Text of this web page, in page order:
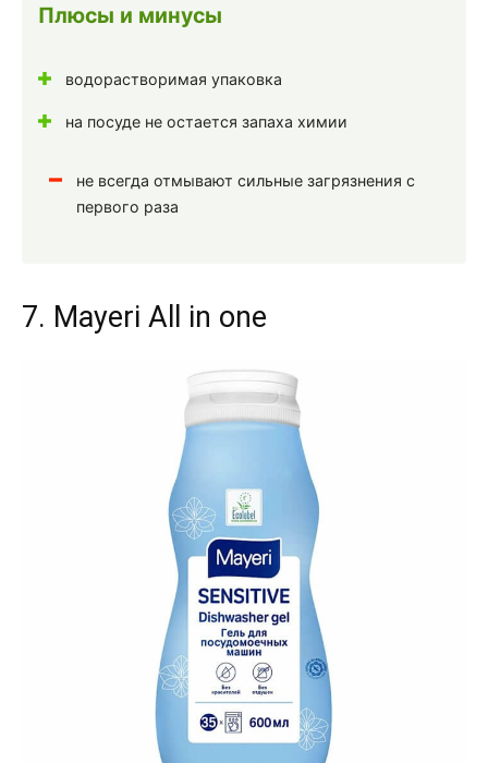
Плюсы и минусы
водорастворимая упаковка
на посуде не остается запаха химии
не всегда отмывают сильные загрязнения с
первого раза
7. Mayeri All in one